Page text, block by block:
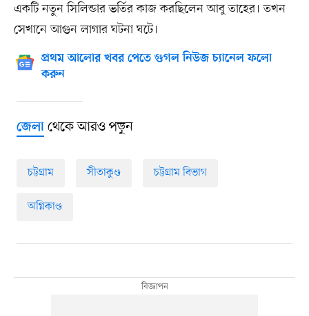
একটি নতুন সিলিন্ডার ভর্তির কাজ করছিলেন আবু তাহের। তখন
সেখানে আগুন লাগার ঘটনা ঘটে।
প্রথম আলোর খবর পেতে গুগল নিউজ চ্যানেল ফলো
করুন
জেলাথেকে আরও পড়ুন
চট্টগ্রাম সীতাকুণ্ড চট্টগ্রাম বিভাগ
অগ্নিকাণ্ড